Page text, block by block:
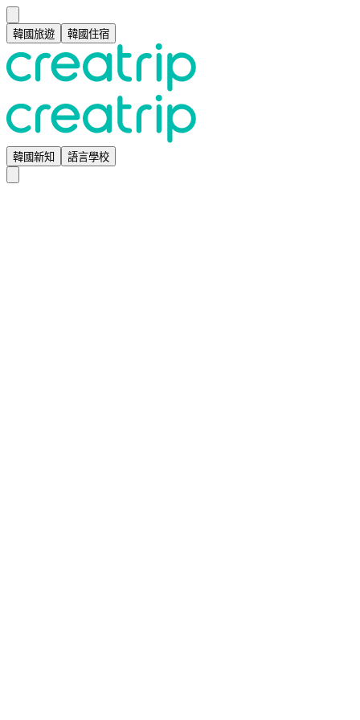
韓國旅遊 韓國住宿
韓國新知 語言學校